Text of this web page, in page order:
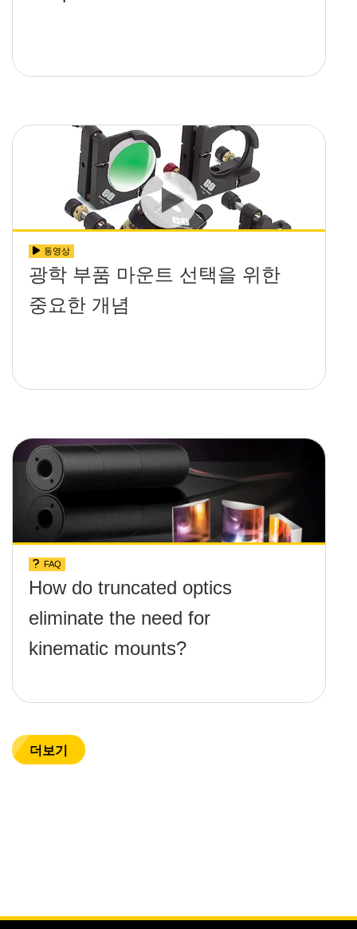
동영상
광학 부품 마운트 선택을 위한
중요한 개념
FAQ
How do truncated optics
eliminate the need for
kinematic mounts?
더보기